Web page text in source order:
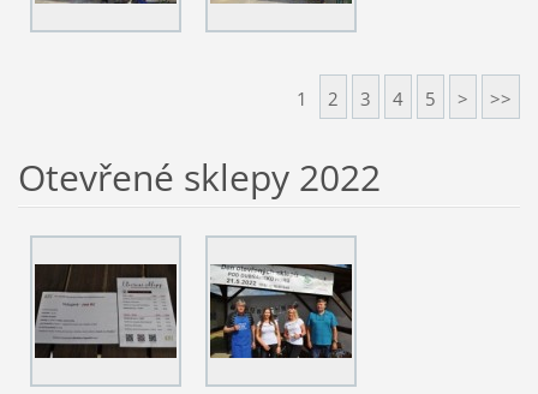
1 2 3 4 5 > >>
Otevřené sklepy 2022